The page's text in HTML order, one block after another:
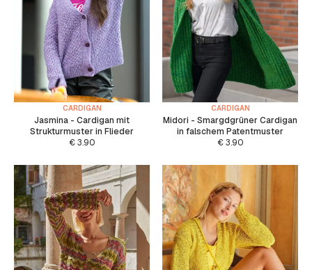
CARDIGAN
Jasmina - Cardigan mit
Strukturmuster in Flieder
€3.90
CARDIGAN
Midori - Smargdgrüner Cardigan
in falschem Patentmuster
€3.90